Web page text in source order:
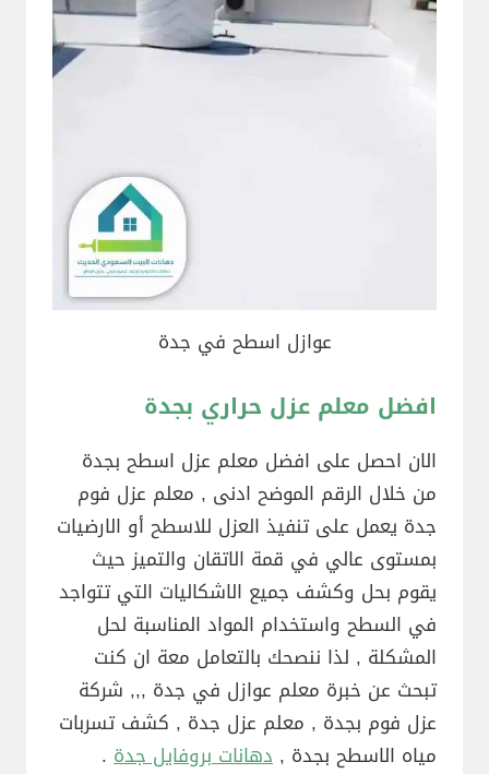
عوازل اسطح في جدة
افضل معلم عزل حراري بجدة
الان احصل على افضل معلم عزل اسطح بجدة
من خلال الرقم الموضح ادنى , معلم عزل فوم
جدة يعمل على تنفيذ العزل للاسطح أو الارضيات
بمستوى عالي في قمة الاتقان والتميز حيث
يقوم بحل وكشف جميع الاشكاليات التي تتواجد
في السطح واستخدام المواد المناسبة لحل
المشكلة , لذا ننصحك بالتعامل معة ان كنت
تبحث عن خبرة معلم عوازل في جدة ,,, شركة
عزل فوم بجدة , معلم عزل جدة , كشف تسربات
مياه الاسطح بجدة , دهانات بروفايل جدة .